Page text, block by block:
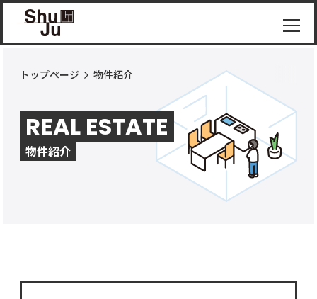
物件
ShuJu
につ
いて
トップページ 物件紹介
REAL ESTATE
物件紹介